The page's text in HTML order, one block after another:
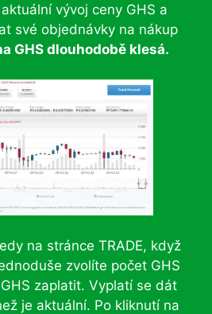
vývoj ceny GHS a
své objednávky na nákup
GHS dlouhodobě klesá.
na stránce TRADE, když
zvolíte počet GHS
zaplatit. Vyplatí se dát
je aktuální. Po kliknutí na